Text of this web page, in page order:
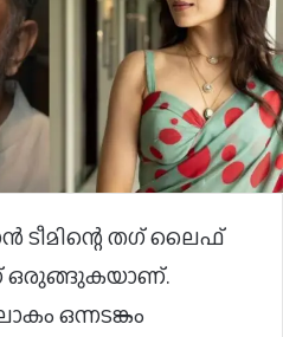
ടീമിന്റെ തഗ് ലൈഫ്
ഒരുങ്ങുകയാണ്.
ഒന്നടങ്കം